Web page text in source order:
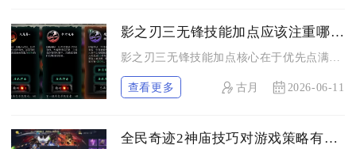
影之刃三无锋技能加点应该注重哪些方面
影之刃三无锋技能加点核心在于优先点满金龙剑、巨剑飞旋等破甲爆...
查看更多 古月 2026-06-11
全民奇迹2神庙技巧对游戏策略有何帮助